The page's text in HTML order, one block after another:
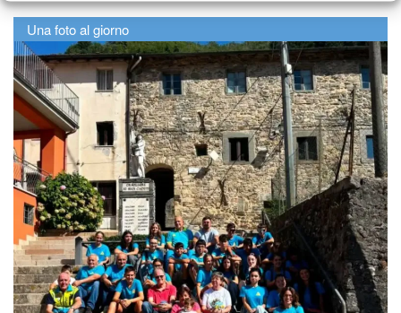
Una foto al giorno